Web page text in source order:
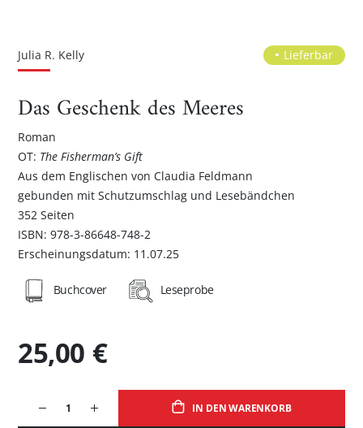
Bildgalerie
Julia R. Kelly Lieferbar
Das Geschenk des Meeres
Roman
OT: The Fisherman’s Gift
Aus dem Englischen von Claudia Feldmann
gebunden mit Schutzumschlag und Lesebändchen
352 Seiten
ISBN: 978-3-86648-748-2
Erscheinungsdatum: 11.07.25
IN DEN WARENKORB
25,00 €
Buchcover Leseprobe